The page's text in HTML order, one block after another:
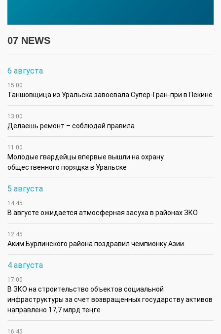
07 NEWS
6 августа
15:00
Таншовщица из Уральска завоевала Супер-Гран-при в Пекине
13:00
Делаешь ремонт – соблюдай правила
11:00
Молодые гвардейцы впервые вышли на охрану
общественного порядка в Уральске
5 августа
14:45
В августе ожидается атмосферная засуха в районах ЗКО
12:45
Аким Бурлинского района поздравил чемпионку Азии
4 августа
17:00
В ЗКО на строительство объектов социальной
инфраструктуры за счет возвращенных государству активов
направлено 17,7 млрд теңге
16:45